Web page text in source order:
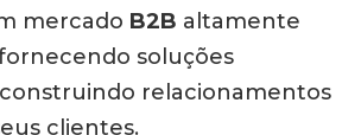
mercado B2B altamente
soluções
relacionamentos
clientes.